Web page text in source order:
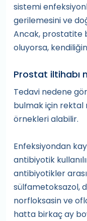
sistemi
gerilemesini ve
Ancak, prostatite
oluyorsa,
Prostat iltihabı
Tedavi nedene
bulmak için rektal
örnekleri alabilir.
Enfeksiyondan
antibiyotik
antibiyotikler
sülfametoksazol,
norfloksasin ve
hatta birkaç ay